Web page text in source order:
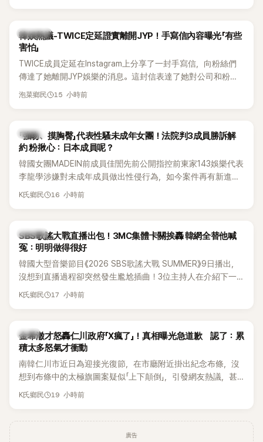
熱議討論
韓娛熱議-TWICE定延證實離開JYP！手寫信內容曝光「有些
害怕」
TWICE成員定延在Instagram上分享了一封手寫信，向粉絲們
傳達了她離開JYP娛樂的消息。這封信表達了她對公司和粉絲
的感謝，並展望了未來的發展。
泡菜鄉民 15 小時前
K-POP
「強吻、摸胸臀」代表性騷未成年女團！法院判3成員勝訴解
約 粉揪心：日本成員呢？
韓國女團MADEIN前成員佳誾先前公開指控前東家143娛樂代表
李龍學涉嫌對未成年成員做出性侵行為，如今案件再有新進
展！法院日前判決另外2名MADEIN成員勝訴，認定她們與143
K氏鄉民 16 小時前
K-POP
SBS歌謠大戰直播出包！3MC集體卡關挨轟 韓網全替他喊
冤：明明做得很好
韓國大型音樂節目《2026 SBS歌謠大戰 SUMMER》9日播出，
沒想到直播過程卻突然發生尷尬插曲！3位主持人在介紹下一
組表演者時突然集體卡關，現場一度陷入停頓，就連製作人員
K氏鄉民 17 小時前
韓星
金希澈才怒轟仁川政府「X瘋了」！真相曝光急道歉 認了：累
積太多怒氣才衝動
南韓仁川市近日為迎接光復節，在市廳附近掛出紀念布條，沒
想到布條中的太極旗圖案疑似「上下顛倒」，引發網友熱議，甚
至連Super Junior成員金希澈都忍不住留言痛批。仁川市最後
K氏鄉民 19 小時前
廣告